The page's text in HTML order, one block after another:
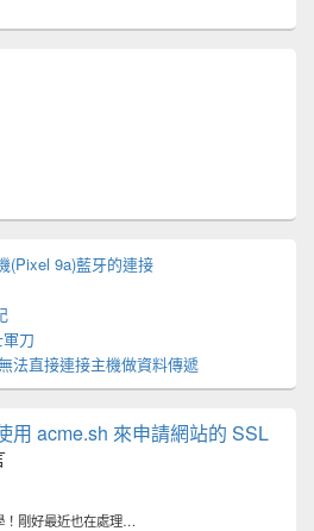
(Pixel 9a)藍牙的連接
刀
法直接連接主機做資料傳遞
用 acme.sh 來申請網站的 SSL
！剛好最近也在處理…